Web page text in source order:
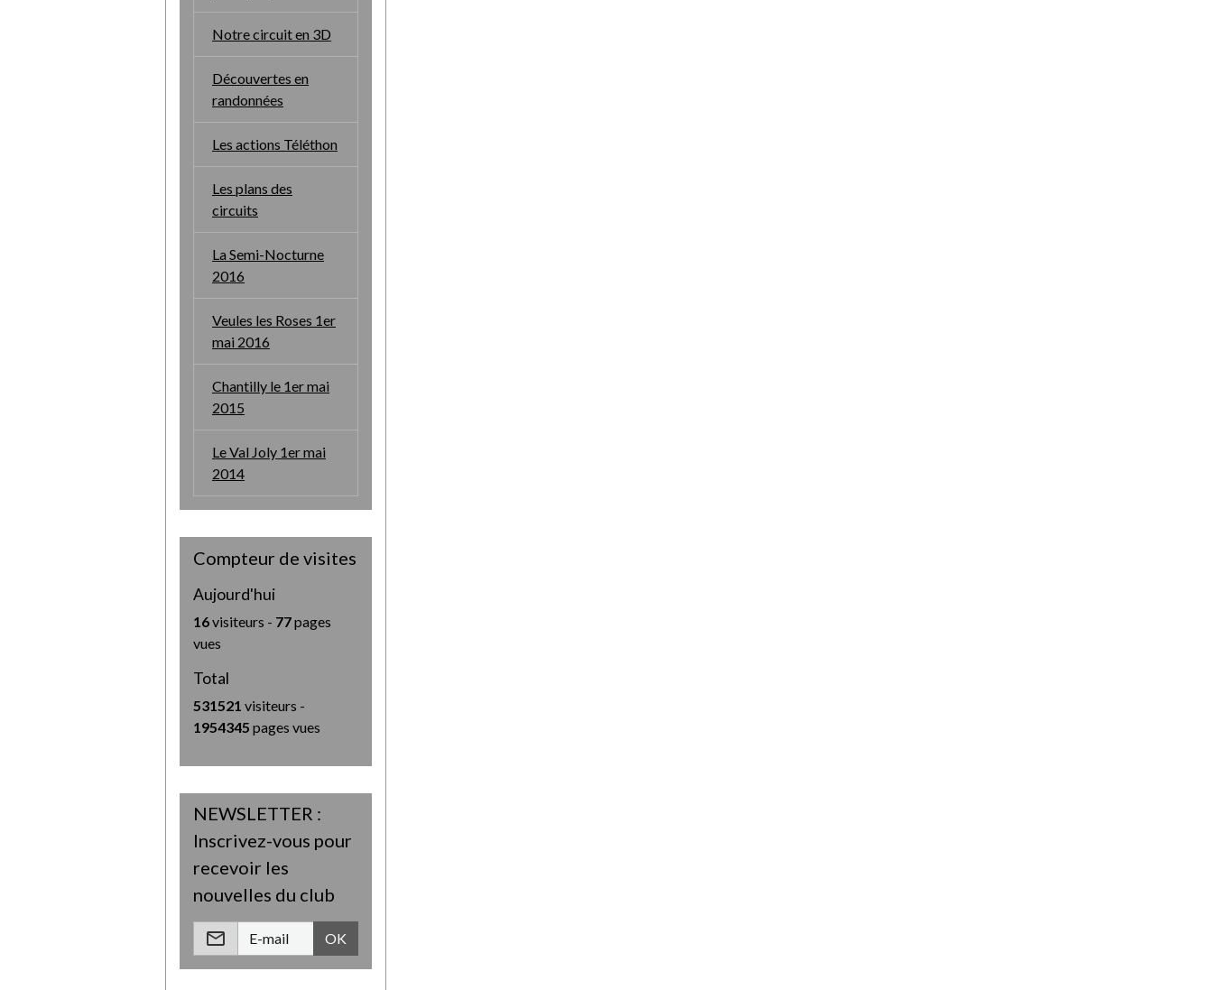
Notre circuit en 3D
Découvertes en
randonnées
Les actions Téléthon
Les plans des
circuits
La Semi-Nocturne
2016
Veules les Roses 1er
mai 2016
Chantilly le 1er mai
2015
Le Val Joly 1er mai
2014
Compteur de visites
Aujourd'hui
16visiteurs - 77pages
vues
Total
531521 visiteurs -
1954345 pages vues
NEWSLETTER :
Inscrivez-vous pour
recevoir les
nouvelles du club
OK